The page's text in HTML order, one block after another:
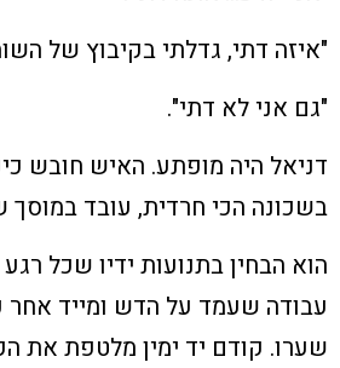
"איזה דתי, גדלתי בקיבוץ של
"גם אני לא דתי".
דניאל היה מופתע. האיש חובש
בשכונה הכי חרדית, עובד
הוא הבחין בתנועות ידיו שכל
עבודה שעמד על הדש ומייד אחר
שערו. קודם יד ימין מלטפת את